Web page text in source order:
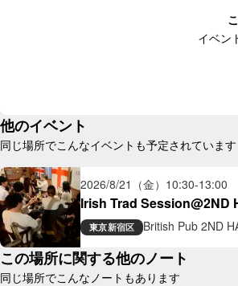
イベン
他のイベント
同じ場所でこんなイベントも予定されています
2026/8/21（金） 10:30-13:00
Irish Trad Session@2ND
東京新宿区 British Pub 2ND
この場所に関する他のノート
同じ場所でこんなノートもあります